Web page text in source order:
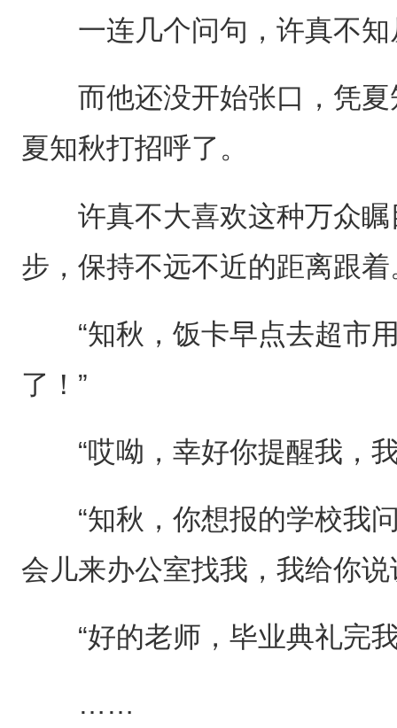
一连几个问句，许真不知
而他还没开始张口，凭夏
夏知秋打招呼了。
许真不大喜欢这种万众瞩
步，保持不远不近的距离跟着
“知秋，饭卡早点去超市用
了！”
“哎呦，幸好你提醒我，我
“知秋，你想报的学校我问
会儿来办公室找我，我给你说
“好的老师，毕业典礼完我
……